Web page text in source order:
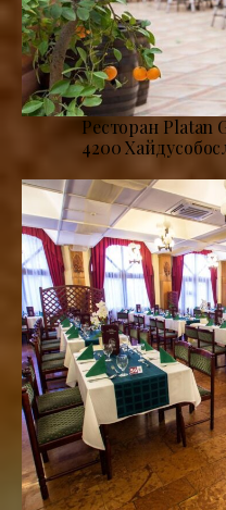
Ресторан Platan
4200